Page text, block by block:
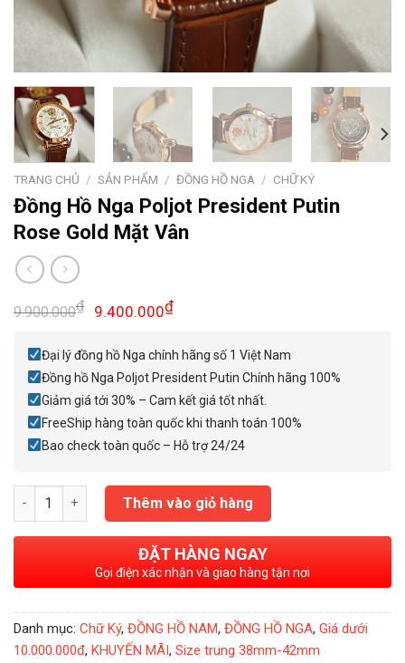
TRANG CHỦ / SẢN PHẨM / ĐỒNG HỒ NGA / CHỮ KÝ
Đồng Hồ Nga Poljot President Putin
Rose Gold Mặt Vân
9.900.000₫
Giá
là:
9.900.000₫.
9.400.000₫Giá
tại
là:
9.400.000₫.
Đại lý đồng hồ Nga chính hãng số 1 Việt Nam
Đồng hồ Nga Poljot President Putin Chính hãng 100%
Giảm giá tới 30% – Cam kết giá tốt nhất.
FreeShip hàng toàn quốc khi thanh toán 100%
Bao check toàn quốc – Hỗ trợ 24/24
Đồng Hồ Nga Poljot President Putin Rose Gold Mặt Vân số
Thêm vào giỏ hàng
ĐẶT HÀNG NGAY
Gọi điện xác nhận và giao hàng tận nơi
Danh mục: Chữ Ký, ĐỒNG HỒ NAM, ĐỒNG HỒ NGA, Giá dưới
10.000.000đ, KHUYẾN MÃI, Size trung 38mm-42mm